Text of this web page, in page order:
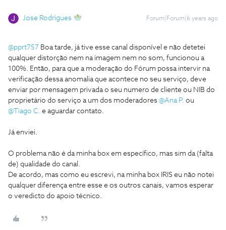
Jose Rodrigues Forum|Forum|6 years ago
@pprt757 Boa tarde, já tive esse canal disponível e não detetei
qualquer distorção nem na imagem nem no som, funcionou a
100%. Então, para que a moderação do Fórum possa intervir na
verificação dessa anomalia que acontece no seu serviço, deve
enviar por mensagem privada o seu numero de cliente ou NIB do
proprietário do serviço a um dos moderadores @Ana P. ou
@Tiago C. e aguardar contato.
Já enviei.
O problema não é da minha box em específico, mas sim da (falta
de) qualidade do canal.
De acordo, mas como eu escrevi, na minha box IRIS eu não notei
qualquer diferença entre esse e os outros canais, vamos esperar
o veredicto do apoio técnico.